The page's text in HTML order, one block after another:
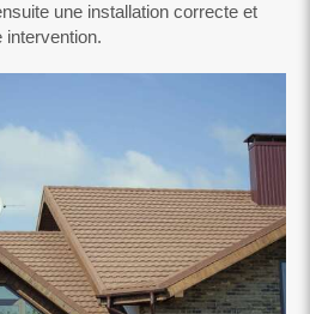
une installation correcte et
intervention.